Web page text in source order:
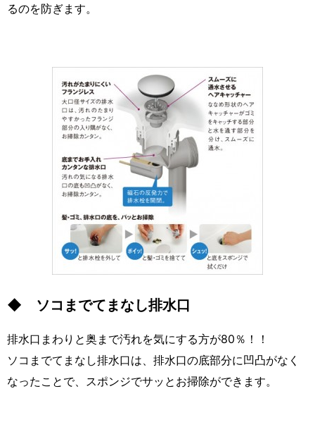
るのを防ぎます。
◆ ソコまでてまなし排水口
排水口まわりと奥まで汚れを気にする方が80％！！
ソコまでてまなし排水口は、排水口の底部分に凹凸がなく
なったことで、スポンジでサッとお掃除ができます。